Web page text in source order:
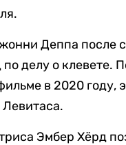
Деппа после
делу о клевете.
в 2020 году,
Эмбер Хёрд